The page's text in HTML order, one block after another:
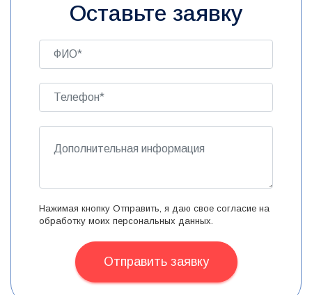
Оставьте заявку
Нажимая кнопку Отправить, я даю свое согласие на
обработку моих персональных данных.
Отправить заявку